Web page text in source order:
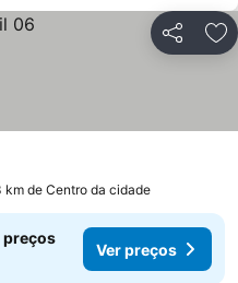
Partilhar
km de Centro da cidade
preços
Ver preços